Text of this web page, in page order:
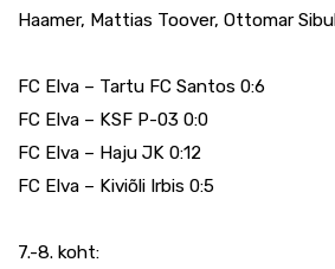
Haamer, Mattias Toover, Ottomar Sibul
FC Elva – Tartu FC Santos 0:6
FC Elva – KSF P-03 0:0
FC Elva – Haju JK 0:12
FC Elva – Kiviõli Irbis 0:5
7.-8. koht: